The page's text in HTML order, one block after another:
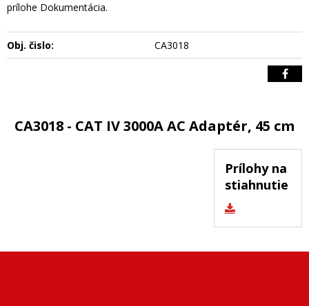
prílohe Dokumentácia.
Obj. čislo: CA3018
CA3018 - CAT IV 3000A AC Adaptér, 45 cm
Prílohy na
stiahnutie